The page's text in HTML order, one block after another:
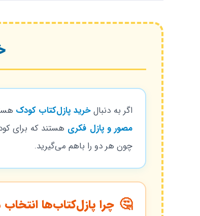
اگر به دنبالخرید پازل‌کتاب کودک
مصور و پازل فکری
چون هر دو را باهم می‌گیرید.
🤔 چرا پازل‌کتاب‌ها